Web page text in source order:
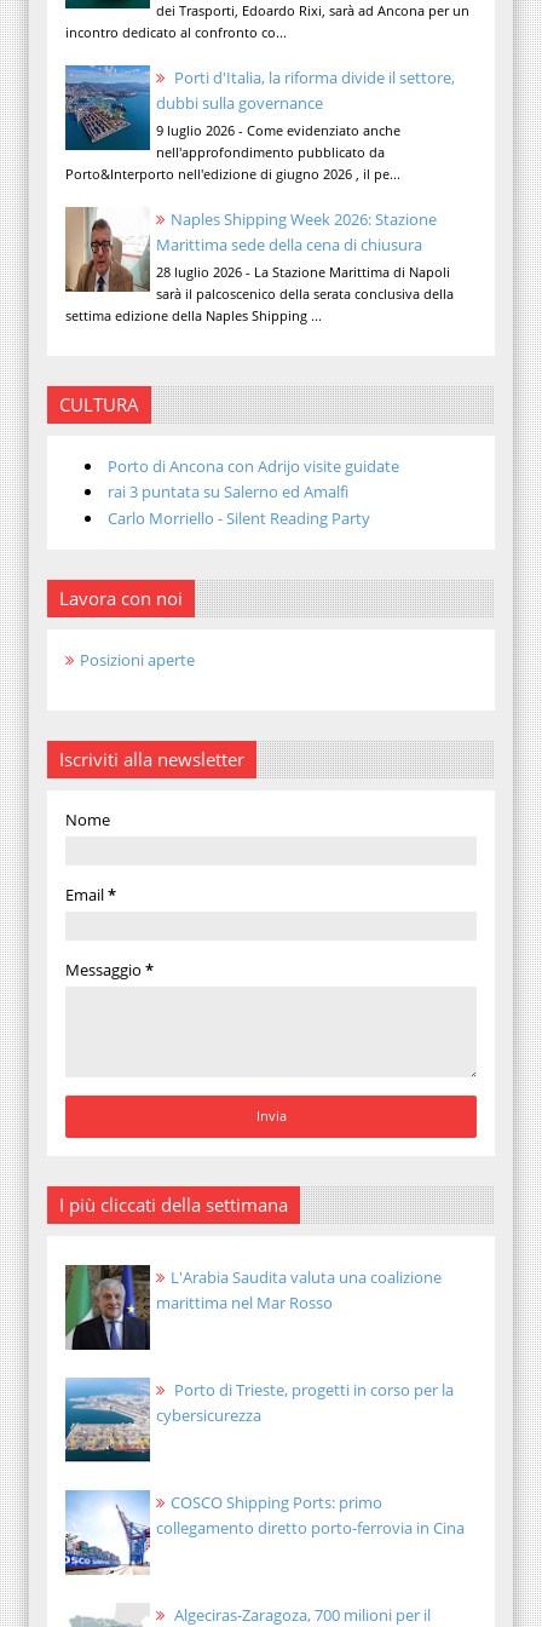
dei Trasporti, Edoardo Rixi, sarà ad Ancona per un
incontro dedicato al confronto co...
Porti d'Italia, la riforma divide il settore,
dubbi sulla governance
9 luglio 2026 - Come evidenziato anche
nell'approfondimento pubblicato da
Porto&Interporto nell'edizione di giugno 2026 , il pe...
Naples Shipping Week 2026: Stazione
Marittima sede della cena di chiusura
28 luglio 2026 - La Stazione Marittima di Napoli
sarà il palcoscenico della serata conclusiva della
settima edizione della Naples Shipping ...
CULTURA
Porto di Ancona con Adrijo visite guidate
rai 3 puntata su Salerno ed Amalfi
Carlo Morriello - Silent Reading Party
Lavora con noi
Posizioni aperte
Iscriviti alla newsletter
Nome
Email*
Messaggio *
I più cliccati della settimana
L'Arabia Saudita valuta una coalizione
marittima nel Mar Rosso
Porto di Trieste, progetti in corso per la
cybersicurezza
COSCO Shipping Ports: primo
collegamento diretto porto-ferrovia in Cina
Algeciras-Zaragoza, 700 milioni per il